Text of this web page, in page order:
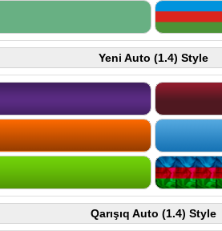
Yeni Auto (1.4) Style
Qarışıq Auto (1.4) Style